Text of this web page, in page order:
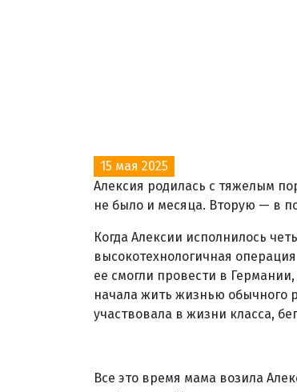
15 мая 2025
Алексия родилась с тяжелым
не было и месяца. Вторую — в
Когда Алексии исполнилось
высокотехнологичная
ее смогли провести в
начала жить жизнью обычного
участвовала в жизни класса,
Все это время мама возила